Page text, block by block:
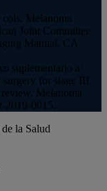
Melanoma
Joint Committee
Manual. CA
suplementario a:
for stage III
Melanoma
2019-0015.
la Salud